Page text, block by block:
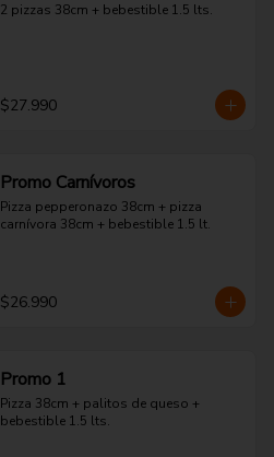
2 pizzas 38cm + bebestible 1.5 lts.
$27.990
Promo Carnívoros
Pizza pepperonazo 38cm + pizza
carnívora 38cm + bebestible 1.5 lt.
$26.990
Promo 1
Pizza 38cm + palitos de queso +
bebestible 1.5 lts.